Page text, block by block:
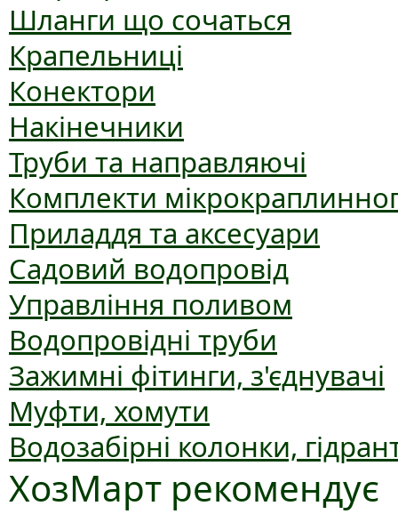
Шланги що сочаться
Крапельниці
Конектори
Накінечники
Труби та направляючі
Комплекти
Приладдя та аксесуари
Садовий водопровід
Управління поливом
Водопровідні труби
Зажимні фітинги, з'єднувачі
Муфти, хомути
Водозабірні колонки,
ХозМарт рекомендує